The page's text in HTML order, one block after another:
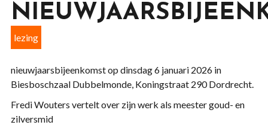
lezing
nieuwjaarsbijeenkomst op dinsdag 6 januari 2026 in
Biesboschzaal Dubbelmonde, Koningstraat 290 Dordrecht.
Fredi Wouters vertelt over zijn werk als meester goud- en
zilversmid